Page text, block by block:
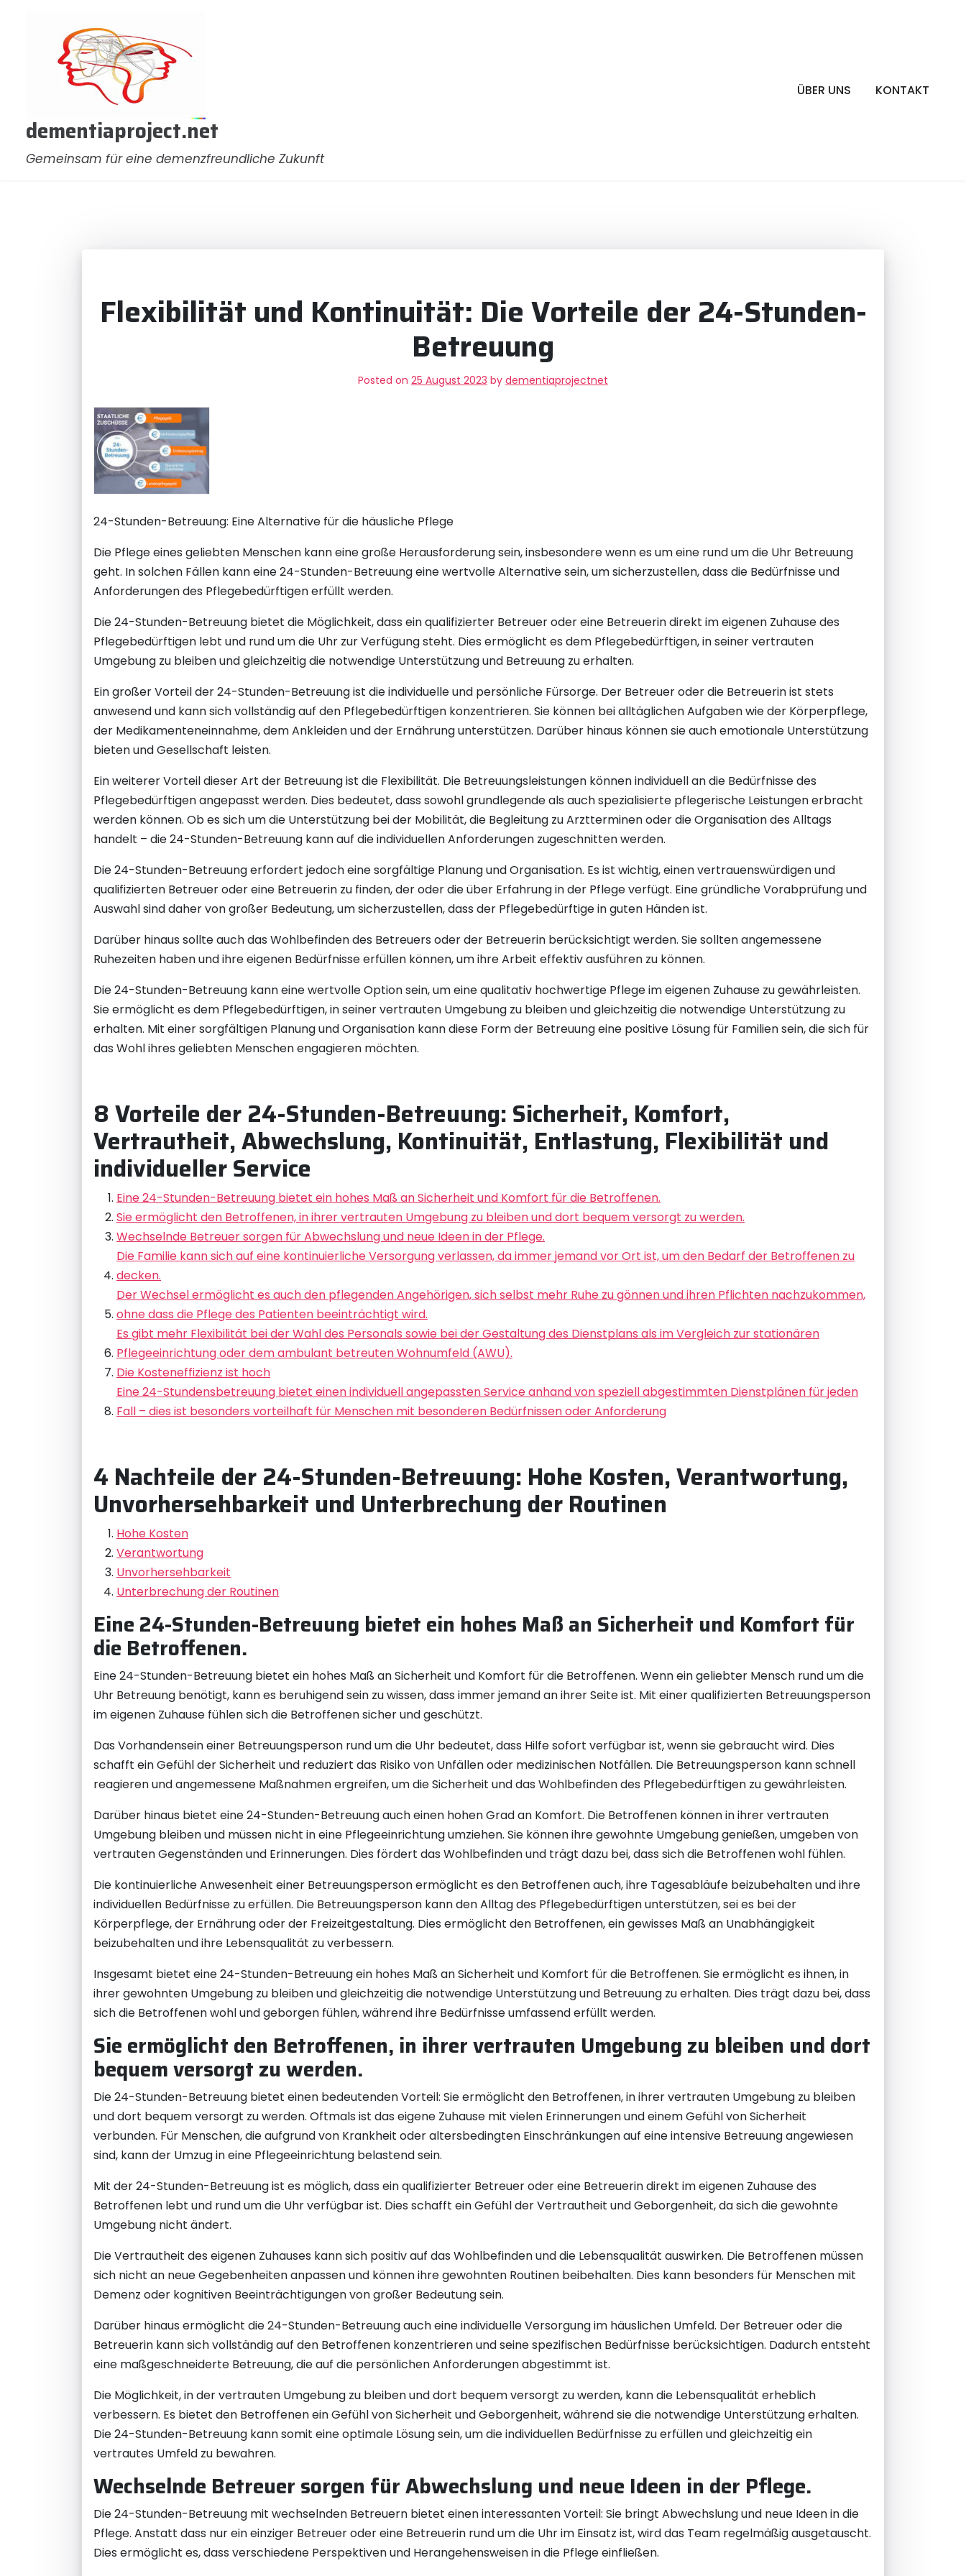
dementiaproject.net
Gemeinsam für eine demenzfreundliche Zukunft
ÜBER UNS KONTAKT
Flexibilität und Kontinuität: Die Vorteile der 24-Stunden-
Betreuung
Posted on 25 August 2023 by dementiaprojectnet
24-Stunden-Betreuung: Eine Alternative für die häusliche Pflege
Die Pflege eines geliebten Menschen kann eine große Herausforderung sein, insbesondere wenn es um eine rund um die Uhr Betreuung
geht. In solchen Fällen kann eine 24-Stunden-Betreuung eine wertvolle Alternative sein, um sicherzustellen, dass die Bedürfnisse und
Anforderungen des Pflegebedürftigen erfüllt werden.
Die 24-Stunden-Betreuung bietet die Möglichkeit, dass ein qualifizierter Betreuer oder eine Betreuerin direkt im eigenen Zuhause des
Pflegebedürftigen lebt und rund um die Uhr zur Verfügung steht. Dies ermöglicht es dem Pflegebedürftigen, in seiner vertrauten
Umgebung zu bleiben und gleichzeitig die notwendige Unterstützung und Betreuung zu erhalten.
Ein großer Vorteil der 24-Stunden-Betreuung ist die individuelle und persönliche Fürsorge. Der Betreuer oder die Betreuerin ist stets
anwesend und kann sich vollständig auf den Pflegebedürftigen konzentrieren. Sie können bei alltäglichen Aufgaben wie der Körperpflege,
der Medikamenteneinnahme, dem Ankleiden und der Ernährung unterstützen. Darüber hinaus können sie auch emotionale Unterstützung
bieten und Gesellschaft leisten.
Ein weiterer Vorteil dieser Art der Betreuung ist die Flexibilität. Die Betreuungsleistungen können individuell an die Bedürfnisse des
Pflegebedürftigen angepasst werden. Dies bedeutet, dass sowohl grundlegende als auch spezialisierte pflegerische Leistungen erbracht
werden können. Ob es sich um die Unterstützung bei der Mobilität, die Begleitung zu Arztterminen oder die Organisation des Alltags
handelt – die 24-Stunden-Betreuung kann auf die individuellen Anforderungen zugeschnitten werden.
Die 24-Stunden-Betreuung erfordert jedoch eine sorgfältige Planung und Organisation. Es ist wichtig, einen vertrauenswürdigen und
qualifizierten Betreuer oder eine Betreuerin zu finden, der oder die über Erfahrung in der Pflege verfügt. Eine gründliche Vorabprüfung und
Auswahl sind daher von großer Bedeutung, um sicherzustellen, dass der Pflegebedürftige in guten Händen ist.
Darüber hinaus sollte auch das Wohlbefinden des Betreuers oder der Betreuerin berücksichtigt werden. Sie sollten angemessene
Ruhezeiten haben und ihre eigenen Bedürfnisse erfüllen können, um ihre Arbeit effektiv ausführen zu können.
Die 24-Stunden-Betreuung kann eine wertvolle Option sein, um eine qualitativ hochwertige Pflege im eigenen Zuhause zu gewährleisten.
Sie ermöglicht es dem Pflegebedürftigen, in seiner vertrauten Umgebung zu bleiben und gleichzeitig die notwendige Unterstützung zu
erhalten. Mit einer sorgfältigen Planung und Organisation kann diese Form der Betreuung eine positive Lösung für Familien sein, die sich für
das Wohl ihres geliebten Menschen engagieren möchten.
8 Vorteile der 24-Stunden-Betreuung: Sicherheit, Komfort,
Vertrautheit, Abwechslung, Kontinuität, Entlastung, Flexibilität und
individueller Service
Eine 24-Stunden-Betreuung bietet ein hohes Maß an Sicherheit und Komfort für die Betroffenen.
Sie ermöglicht den Betroffenen, in ihrer vertrauten Umgebung zu bleiben und dort bequem versorgt zu werden.
Wechselnde Betreuer sorgen für Abwechslung und neue Ideen in der Pflege.
Die Familie kann sich auf eine kontinuierliche Versorgung verlassen, da immer jemand vor Ort ist, um den Bedarf der Betroffenen zu
decken.
Der Wechsel ermöglicht es auch den pflegenden Angehörigen, sich selbst mehr Ruhe zu gönnen und ihren Pflichten nachzukommen,
ohne dass die Pflege des Patienten beeinträchtigt wird.
Es gibt mehr Flexibilität bei der Wahl des Personals sowie bei der Gestaltung des Dienstplans als im Vergleich zur stationären
Pflegeeinrichtung oder dem ambulant betreuten Wohnumfeld (AWU).
Die Kosteneffizienz ist hoch
Eine 24-Stundensbetreuung bietet einen individuell angepassten Service anhand von speziell abgestimmten Dienstplänen für jeden
Fall – dies ist besonders vorteilhaft für Menschen mit besonderen Bedürfnissen oder Anforderung
4 Nachteile der 24-Stunden-Betreuung: Hohe Kosten, Verantwortung,
Unvorhersehbarkeit und Unterbrechung der Routinen
Hohe Kosten
Verantwortung
Unvorhersehbarkeit
Unterbrechung der Routinen
Eine 24-Stunden-Betreuung bietet ein hohes Maß an Sicherheit und Komfort für
die Betroffenen.
Eine 24-Stunden-Betreuung bietet ein hohes Maß an Sicherheit und Komfort für die Betroffenen. Wenn ein geliebter Mensch rund um die
Uhr Betreuung benötigt, kann es beruhigend sein zu wissen, dass immer jemand an ihrer Seite ist. Mit einer qualifizierten Betreuungsperson
im eigenen Zuhause fühlen sich die Betroffenen sicher und geschützt.
Das Vorhandensein einer Betreuungsperson rund um die Uhr bedeutet, dass Hilfe sofort verfügbar ist, wenn sie gebraucht wird. Dies
schafft ein Gefühl der Sicherheit und reduziert das Risiko von Unfällen oder medizinischen Notfällen. Die Betreuungsperson kann schnell
reagieren und angemessene Maßnahmen ergreifen, um die Sicherheit und das Wohlbefinden des Pflegebedürftigen zu gewährleisten.
Darüber hinaus bietet eine 24-Stunden-Betreuung auch einen hohen Grad an Komfort. Die Betroffenen können in ihrer vertrauten
Umgebung bleiben und müssen nicht in eine Pflegeeinrichtung umziehen. Sie können ihre gewohnte Umgebung genießen, umgeben von
vertrauten Gegenständen und Erinnerungen. Dies fördert das Wohlbefinden und trägt dazu bei, dass sich die Betroffenen wohl fühlen.
Die kontinuierliche Anwesenheit einer Betreuungsperson ermöglicht es den Betroffenen auch, ihre Tagesabläufe beizubehalten und ihre
individuellen Bedürfnisse zu erfüllen. Die Betreuungsperson kann den Alltag des Pflegebedürftigen unterstützen, sei es bei der
Körperpflege, der Ernährung oder der Freizeitgestaltung. Dies ermöglicht den Betroffenen, ein gewisses Maß an Unabhängigkeit
beizubehalten und ihre Lebensqualität zu verbessern.
Insgesamt bietet eine 24-Stunden-Betreuung ein hohes Maß an Sicherheit und Komfort für die Betroffenen. Sie ermöglicht es ihnen, in
ihrer gewohnten Umgebung zu bleiben und gleichzeitig die notwendige Unterstützung und Betreuung zu erhalten. Dies trägt dazu bei, dass
sich die Betroffenen wohl und geborgen fühlen, während ihre Bedürfnisse umfassend erfüllt werden.
Sie ermöglicht den Betroffenen, in ihrer vertrauten Umgebung zu bleiben und dort
bequem versorgt zu werden.
Die 24-Stunden-Betreuung bietet einen bedeutenden Vorteil: Sie ermöglicht den Betroffenen, in ihrer vertrauten Umgebung zu bleiben
und dort bequem versorgt zu werden. Oftmals ist das eigene Zuhause mit vielen Erinnerungen und einem Gefühl von Sicherheit
verbunden. Für Menschen, die aufgrund von Krankheit oder altersbedingten Einschränkungen auf eine intensive Betreuung angewiesen
sind, kann der Umzug in eine Pflegeeinrichtung belastend sein.
Mit der 24-Stunden-Betreuung ist es möglich, dass ein qualifizierter Betreuer oder eine Betreuerin direkt im eigenen Zuhause des
Betroffenen lebt und rund um die Uhr verfügbar ist. Dies schafft ein Gefühl der Vertrautheit und Geborgenheit, da sich die gewohnte
Umgebung nicht ändert.
Die Vertrautheit des eigenen Zuhauses kann sich positiv auf das Wohlbefinden und die Lebensqualität auswirken. Die Betroffenen müssen
sich nicht an neue Gegebenheiten anpassen und können ihre gewohnten Routinen beibehalten. Dies kann besonders für Menschen mit
Demenz oder kognitiven Beeinträchtigungen von großer Bedeutung sein.
Darüber hinaus ermöglicht die 24-Stunden-Betreuung auch eine individuelle Versorgung im häuslichen Umfeld. Der Betreuer oder die
Betreuerin kann sich vollständig auf den Betroffenen konzentrieren und seine spezifischen Bedürfnisse berücksichtigen. Dadurch entsteht
eine maßgeschneiderte Betreuung, die auf die persönlichen Anforderungen abgestimmt ist.
Die Möglichkeit, in der vertrauten Umgebung zu bleiben und dort bequem versorgt zu werden, kann die Lebensqualität erheblich
verbessern. Es bietet den Betroffenen ein Gefühl von Sicherheit und Geborgenheit, während sie die notwendige Unterstützung erhalten.
Die 24-Stunden-Betreuung kann somit eine optimale Lösung sein, um die individuellen Bedürfnisse zu erfüllen und gleichzeitig ein
vertrautes Umfeld zu bewahren.
Wechselnde Betreuer sorgen für Abwechslung und neue Ideen in der Pflege.
Die 24-Stunden-Betreuung mit wechselnden Betreuern bietet einen interessanten Vorteil: Sie bringt Abwechslung und neue Ideen in die
Pflege. Anstatt dass nur ein einziger Betreuer oder eine Betreuerin rund um die Uhr im Einsatz ist, wird das Team regelmäßig ausgetauscht.
Dies ermöglicht es, dass verschiedene Perspektiven und Herangehensweisen in die Pflege einfließen.